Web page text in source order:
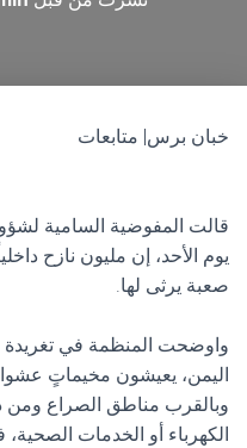
خبان برس| متابعات
قالت المفوضية السامية
يوم الأحد، إن مليون نازح
صعبة يرثى لها.
واوضحت المنظمة في تغريدة
اليمن، يعيشون مخيماتٍ
وبالقرب مناطق الصراع ومن
الكهرباء أو الخدمات